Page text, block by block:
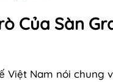
Của Sàn
Việt Nam nói chung